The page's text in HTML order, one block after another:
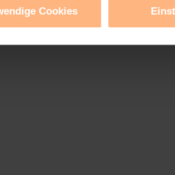
Verwendung nicht notwendiger
Browser-Einstellungen können
Cookies